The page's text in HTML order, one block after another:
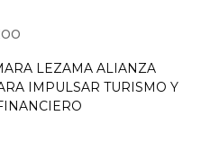
LEZAMA ALIANZA
IMPULSAR TURISMO Y